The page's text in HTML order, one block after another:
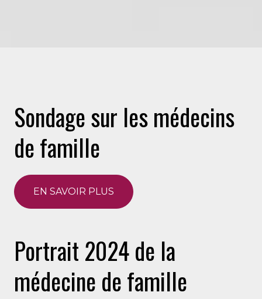
Sondage sur les médecins
de famille
EN SAVOIR PLUS
Portrait 2024 de la
médecine de famille